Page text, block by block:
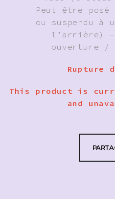
Peut être posé
ou suspendu à
l’arrière) –
ouverture
Rupture
This product is
and